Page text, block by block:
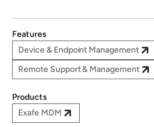
Features
Device & Endpoint Management
Remote Support & Management
Products
Exafe MDM